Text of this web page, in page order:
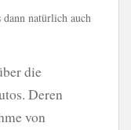
natürlich auch
die
Deren
von